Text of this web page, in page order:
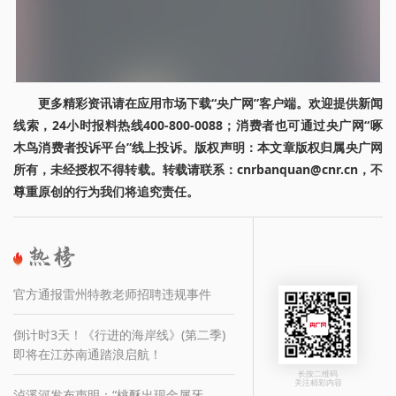
更多精彩资讯请在应用市场下载“央广网”客户端。欢迎提供新闻
线索，24小时报料热线400-800-0088；消费者也可通过央广网“啄
木鸟消费者投诉平台”线上投诉。版权声明：本文章版权归属央广网
所有，未经授权不得转载。转载请联系：cnrbanquan@cnr.cn，不
尊重原创的行为我们将追究责任。
官方通报雷州特教老师招聘违规事件
倒计时3天！《行进的海岸线》(第二季)
即将在江苏南通踏浪启航！
长按二维码
关注精彩内容